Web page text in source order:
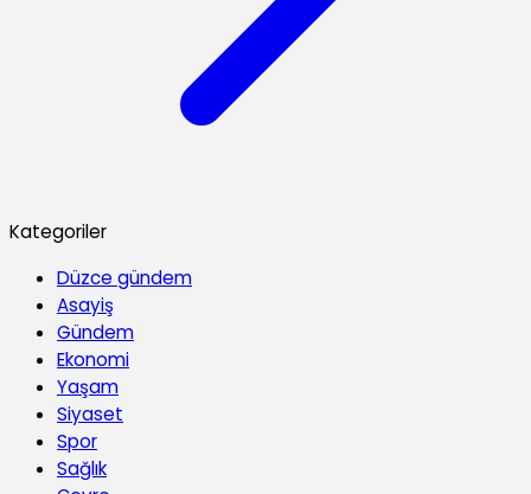
Kategoriler
Düzce gündem
Asayiş
Gündem
Ekonomi
Yaşam
Siyaset
Spor
Sağlık